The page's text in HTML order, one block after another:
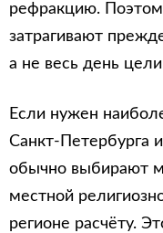
рефракцию.
затрагивают
а не весь день
Если нужен
Санкт-Петербурга
обычно выбирают
местной
регионе расчёту.